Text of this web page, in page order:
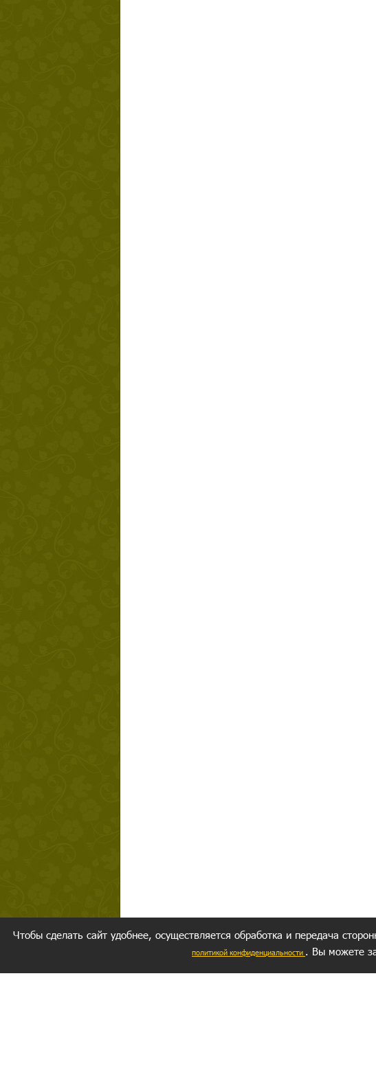
Чтобы сделать сайт удобнее, осуществляется обработка и передача
политикой конфиденциальности . Вы можете